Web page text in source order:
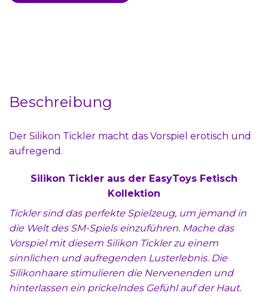
Beschreibung
Der Silikon Tickler macht das Vorspiel erotisch und
aufregend.
Silikon Tickler aus der EasyToys Fetisch
Kollektion
Tickler sind das perfekte Spielzeug, um jemand in
die Welt des SM-Spiels einzuführen. Mache das
Vorspiel mit diesem Silikon Tickler zu einem
sinnlichen und aufregenden Lusterlebnis. Die
Silikonhaare stimulieren die Nervenenden und
hinterlassen ein prickelndes Gefühl auf der Haut.